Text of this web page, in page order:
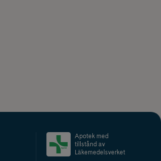
Apotek med
tillstånd av
Läkemedelsverket